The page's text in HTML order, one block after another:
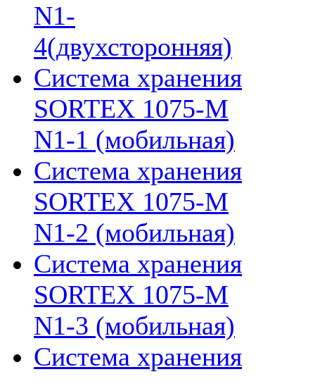
N1-
4(двухсторонняя)
Система хранения
SORTEX 1075-M
N1-1 (мобильная)
Система хранения
SORTEX 1075-M
N1-2 (мобильная)
Система хранения
SORTEX 1075-M
N1-3 (мобильная)
Система хранения